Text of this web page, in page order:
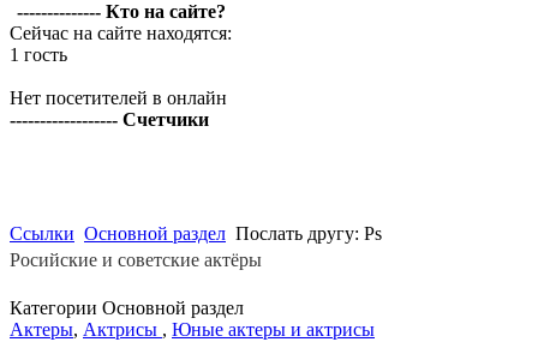
-------------- Кто на сайте?
Сейчас на сайте находятся:
1 гость
Нет посетителей в онлайн
------------------ Счетчики
Ссылки Основной раздел Послать другу: Рѕ
Росийские и советские актёры
Категории Основной раздел
Актеры, Актрисы , Юные актеры и актрисы